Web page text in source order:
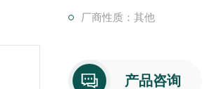
厂商性质：其他
产品咨询